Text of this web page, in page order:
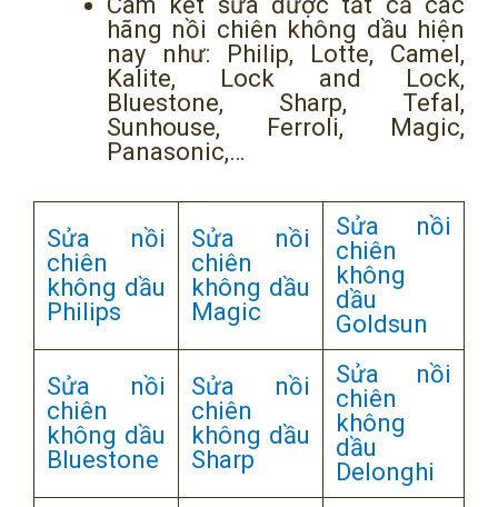
hãng nồi chiên không dầu hiện
nay như: Philip, Lotte, Camel,
Kalite, Lock and Lock,
Bluestone, Sharp, Tefal,
Sunhouse, Ferroli, Magic,
Panasonic,…
Sửa nồi
chiên
không dầu
Philips
Sửa nồi
chiên
không dầu
Magic
Sửa nồi
chiên
không
dầu
Goldsun
Sửa nồi
chiên
không dầu
Bluestone
Sửa nồi
chiên
không dầu
Sharp
Sửa nồi
chiên
không
dầu
Delonghi